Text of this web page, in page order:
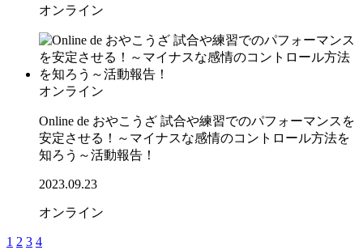
オンライン
オンライン
Online de おやこうざ 試合や練習でのパフォーマンスを
安定させる！～マイナスな感情のコントロール方法を
知ろう～活動報告！
2023.09.23
オンライン
1 2 3 4